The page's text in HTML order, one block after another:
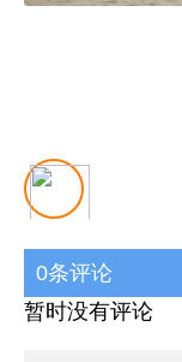
0条评论
暂时没有评论